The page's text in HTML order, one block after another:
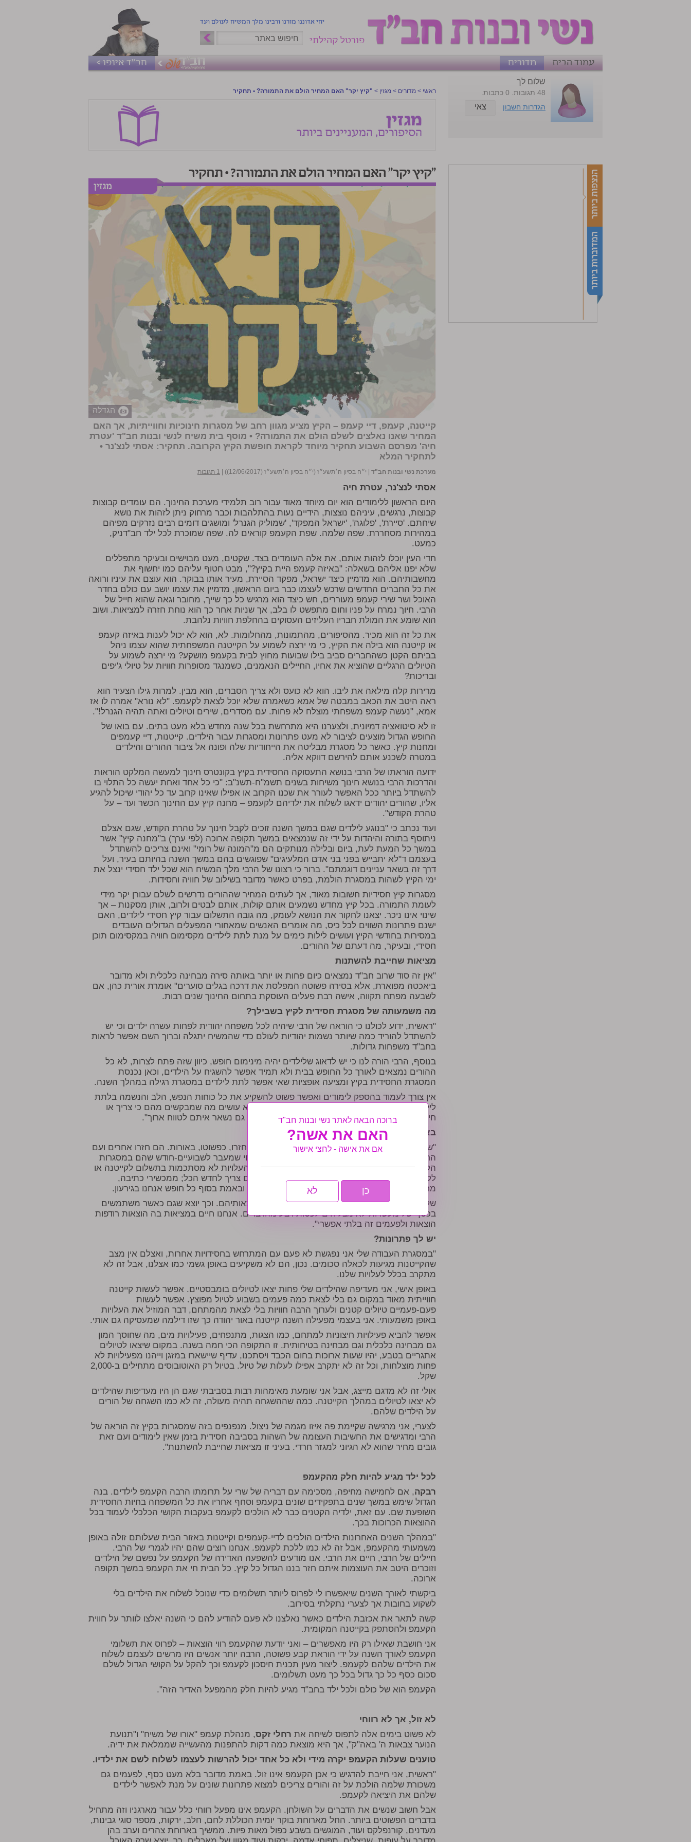
יחי אדוננו מורנו ורבינו מלך המשיח לעולם ועד
פורטל קהילתי
עמוד הבית
מדורים חב"ד אינפו >
ראשי > מדורים > מגזין > "קיץ יקר" האם המחיר הולם את התמורה? • תחקיר
"קיץ יקר" האם המחיר הולם את התמורה? • תחקיר
הגדלה
קייטנה, קעמפ, דיי קעמפ – הקיץ מציע מגוון רחב של מסגרות חינוכיות וחווייתיות, אך האם
המחיר שאנו נאלצים לשלם הולם את התמורה? • מוסף בית משיח לנשי ובנות חב"ד 'עטרת
חיה' מפרסם השבוע תחקיר מיוחד לקראת חופשת הקיץ הקרובה. תחקיר: אסתי לנצ'נר •
לתחקיר המלא
מערכת נשי ובנות חב"ד י״ח בסיון ה׳תשע״ז (י״ח בסיון ה׳תשע״ז (12/06/2017)) 1 תגובות
אסתי לנצ'נר, עטרת חיה
היום הראשון ללימודים הוא יום מיוחד מאוד עבור רוב תלמידי מערכת החינוך. הם עומדים קבוצות
קבוצות, נרגשים, עיניהם נוצצות, הידיים נעות בהתלהבות וכבר מרחוק ניתן לזהות את נושא
שיחתם. 'סיירת', 'פלוגה', 'ישראל המפקד', 'שמוליק הגנרל' ומושגים דומים רבים נזרקים מפיהם
במהירות מסחררת. שפה שלמה. שפת הקעמפ קוראים לה. שפה שמוכרת לכל ילד חב"דניק,
כמעט.
חדי העין יוכלו לזהות אותם, את אלה העומדים בצד. שקטים, מעט מבוישים ובעיקר מתפללים
שלא יפנו אליהם בשאלה: "באיזה קעמפ היית בקיץ?", מבט חטוף עליהם כמו יחשוף את
מחשבותיהם. הוא מדמיין כיצד ישראל, מפקד הסיירת, מעיר אותו בבוקר. הוא עוצם את עיניו ורואה
את כל החברים החדשים שרכש לעצמו כבר ביום הראשון, מדמיין את עצמו יושב עם כולם בחדר
האוכל ושר שירי קעמפ מעוררים, חש כיצד הוא מרגיש כל כך שייך, מחובר וגאה שהוא חייל של
הרבי. חיוך נמרח על פניו וחום מתפשט לו בלב, אך שניות אחר כך הוא נוחת חזרה למציאות. ושוב
הוא שומע את המולת חבריו העליזים העסוקים בהחלפת חוויות נלהבת.
את כל זה הוא מכיר. מהסיפורים, מהתמונות, מהחלומות. לא, הוא לא יכול לענות באיזה קעמפ
או קייטנה הוא בילה את הקיץ, כי מי ירצה לשמוע על הקייטנה המשפחתית שהוא עצמו ניהל
בביתם הקטן כשהחברים סביב בילו שבועות מחוץ לבית בקעמפ מושקע? מי ירצה לשמוע על
הטיולים הרגליים שהוציא את אחיו, החיילים הנאמנים, כשמנגד מסופרות חוויות על טיולי ג'יפים
ובריכות?
מרירות קלה מילאה את ליבו. הוא לא כועס ולא צריך הסברים, הוא מבין. למרות גילו הצעיר הוא
ראה היטב את הכאב במבטה של אמא כשאמרה שלא יוכל לצאת לקעמפ. "לא נורא" אמרה לו אז
אמא, "נעשה קעמפ משפחתי מוצלח לא פחות. עם מסדרים, שירים וטיולים ואתה תהיה הגנרל!".
זו לא סיטואציה דמיונית, ולצערנו היא מתרחשת בכל שנה מחדש בלא מעט בתים. עם בואו של
החופש הגדול מוצעים לציבור לא מעט פתרונות ומסגרות עבור הילדים. קייטנות, דיי קעמפים
ומחנות קיץ. כאשר כל מסגרת מבליטה את הייחודיות שלה ופונה אל ציבור ההורים והילדים
במטרה לשכנע אותם להירשם דווקא אליה.
ידועה הוראתו של הרבי בנושא התעסוקה החסידית בקיץ בקונטרס חינוך למעשה המלקט הוראות
והדרכות הרבי בנושא חינוך משיחות בשנים תשמ"ח-תשנ"ב: "כי כל אחד ואחת יעשה כל התלוי בו
להשתדל ביותר ככל האפשר לעורר את שכנו הקרוב או אפילו שאינו קרוב עד כל יהודי שיכול להגיע
אליו, שהורים יהודים ידאגו לשלוח את ילדיהם לקעמפ – מחנה קיץ עם החינוך הכשר ועד – על
טהרת הקודש".
ועוד נכתב כי "בנוגע לילדים שגם במשך השנה זוכים לקבל חינוך על טהרת הקודש, שגם אצלם
ניתוסף בתורה והיהדות על ידי זה שנמצאים במשך תקופה ארוכה (לפי ערך) ב"מחנה קיץ" אשר
במשך כל המעת לעת, ביום ובלילה מנותקים הם מ"המונה של רומי" ואינם צריכים להשתדל
בעצמם ד"לא יתבייש בפני בני אדם המלעיגים" שפוגשים בהם במשך השנה בהיותם בעיר, ועל
דרך זה בשאר עניינים דוגמתם". ברור כי רצונו של הרבי מלך המשיח הוא שכל ילד חסידי ינצל את
ימי הקיץ לשהות במסגרת הולמת, בפרט כאשר מדובר בשילוב של חוויה וחסידות.
מסגרות קיץ חסידיות חשובות מאוד, אך לעתים המחיר שההורים נדרשים לשלם עבורן יקר מידי
לעומת התמורה. בכל קיץ מחדש נשמעים אותם קולות, אותם לבטים ולרוב, אותן מסקנות – אך
שינוי אינו ניכר. יצאנו לחקור את הנושא לעומק, מה גובה התשלום עבור קיץ חסידי לילדים, האם
ישנם פתרונות השווים לכל כיס, מה אומרים האנשים שמאחורי המפעלים הגדולים העובדים
במסירות בחודשי הקיץ ועושים לילות כימים על מנת לתת לילדים מקסימום חוויה במקסימום תוכן
חסידי, ובעיקר, מה דעתם של ההורים.
מציאות שחייבת להשתנות
"אין זה סוד שרוב חב"ד נמצאים כיום פחות או יותר באותה סירה מבחינה כלכלית ולא מדובר
ביאכטה מפוארת, אלא בסירה פשוטה המפלסת את דרכה בגלים סוערים" אומרת אורית כהן, אם
לשבעה מפתח תקווה, אישה רבת פעלים העוסקת בתחום החינוך שנים רבות.
מה משמעותה של מסגרת חסידית לקיץ בשבילך?
"ראשית, ידוע לכולנו כי הוראה של הרבי שיהיה לכל משפחה יהודית לפחות עשרה ילדים וכי יש
להשתדל להוריד כמה שיותר נשמות יהודיות לעולם כדי שהמשיח יתגלה וברוך השם אפשר לראות
בחב"ד משפחות גדולות.
בנוסף, הרבי הורה לנו כי יש לדאוג שלילדים יהיה מינימום חופש, כיוון שזה פתח לצרות, לא כל
ההורים נמצאים לאורך כל החופש בבית ולא תמיד אפשר להשגיח על הילדים, וכאן נכנסת
המסגרת החסידית בקיץ ומציעה אופציות שאי אפשר לתת לילדים במסגרת רגילה במהלך השנה.
אין צורך לעמוד בהספק לימודים ואפשר פשוט להשקיע את כל כוחות הנפש, הלב והנשמה בלתת
לילדים מקסימום חסידות במקסימום חוויה. הילדים לא עושים מה שמבקשים מהם כי צריך או
חייב, אלא כי הם מרגישים את זה ונהנים מזה ולכן זה גם נשאר איתם לטווח ארוך".
באילו מסגרות בחרתם לילדים?
"שנה שעברה שלחנו שלושה ילדים לקעמפ 'אורו' והם חזרו, כפשוטו, באורות. הם חזרו אחרים ועם
החלטות טובות, אבל לצערי העלות עצומה. אל תשכחי שמעבר לשבועיים-חודש שהם במסגרות
הקיץ, יש עוד חודש שהם בבית וצריך להעסיק אותם. העלויות לא מסתכמות בתשלום לקייטנה או
לקעמפ. יש מיד אחר כך קניות לבית ספר בהן לפעמים צריך לחדש הכל; ממכשירי כתיבה,
מחברות, ספרים ועד תלבושת. כל זה עולה המון כסף ובאמת בסוף כל חופש אנחנו בגירעון.
שלא לדבר על החגים שבאים לאחר מכן, על שלל הוצאותיהם. וכך יוצא שגם כאשר משתמשים
בכסף של מעשרות לא מצליחים לכסות רבע מהדברים. אנחנו חיים במציאות בה הוצאות רודפות
הוצאות ולפעמים זה בלתי אפשרי".
יש לך פתרונות?
"במסגרת העבודה שלי אני נפגשת לא פעם עם המתרחש בחסידויות אחרות, ואצלם אין מצב
שהקייטנות מגיעות לכאלה סכומים. נכון, הם לא משקיעים באופן גשמי כמו אצלנו, אבל זה לא
מתקרב בכלל לעלויות שלנו.
באופן אישי, אני מעדיפה שהילדים שלי פחות יצאו לטיולים בומבסטיים. אפשר לעשות קייטנה
חווייתית מאוד במקום גם בלי לצאת כמה פעמים בשבוע לטיול מפוצץ. אפשר לעשות
פעם-פעמיים טיולים קטנים ולערוך הרבה חוויות בלי לצאת מהמתחם, דבר המוזיל את העלויות
באופן משמעותי. אני בעצמי מפעילה השנה קייטנה באור יהודה כך שזו דילמה שמעסיקה גם אותי.
אפשר להביא פעילויות חיצוניות למתחם, כמו הצגות, מתנפחים, פעילויות מים, מה שחוסך המון
גם מבחינה כלכלית וגם מבחינה בטיחותית. זו התקופה הכי חמה בשנה. במקום שיצאו לטיולים
אתגריים בטבע, יהיו שעות ארוכות בחום הכבד ויסתכנו, עדיף שיישארו במזגן וייהנו מפעילויות לא
פחות מוצלחות, וכל זה לא יתקרב אפילו לעלות של טיול. בטיול רק האוטובוסים מתחילים ב-2,000
שקל.
אולי זה לא מדגם מייצג, אבל אני שומעת מאימהות רבות בסביבתי שגם הן היו מעדיפות שהילדים
לא יצאו לטיולים במהלך הקייטנה. כמה שההשגחה תהיה מעולה, זה לא כמו השגחה של הורים
על הילדים שלהם.
לצערי, אני מרגישה שקיימת פה איזו מגמה של ניצול. מנפנפים בזה שמסגרות בקיץ זה הוראה של
הרבי ומדגישים את החשיבות העצומה של השהות בסביבה חסידית בזמן שאין לימודים ועם זאת
גובים מחיר שהוא לא הגיוני למגזר חרדי. בעיני זו מציאות שחייבת להשתנות".
לכל ילד מגיע להיות חלק מהקעמפ
רבקה, אם לחמישה מחיפה, מסכימה עם דבריה של שרי על תרומתו הרבה הקעמפ לילדים. בנה
הגדול שימש במשך שנים בתפקידים שונים בקעמפ וסחף אחריו את כל המשפחה בחיות החסידית
השופעת שם. עם זאת, ילדיה הקטנים כבר לא הולכים לקעמפ בעקבות הקושי הכלכלי לעמוד בכל
ההוצאות הכרוכות בכך.
"במהלך השנים האחרונות הילדים הולכים לדיי-קעמפים וקייטנות באזור הבית שעלותם זולה באופן
משמעותי מהקעמפ, אבל זה לא כמו ללכת לקעמפ. אנחנו רוצים שהם יהיו לגמרי של הרבי.
חיילים של הרבי, חיים את הרבי. אנו מודעים להשפעה האדירה של הקעמפ על נפשם של הילדים
וזוכרים היטב את העוצמות איתם חזר בננו הגדול כל קיץ. כל הבית חי את הקעמפ במשך תקופה
ארוכה.
ביקשתי לאורך השנים שיאפשרו לי לפרוס ליותר תשלומים כדי שנוכל לשלוח את הילדים בלי
לשקוע בחובות אך לצערי נתקלתי בסירוב.
קשה לתאר את אכזבת הילדים כאשר נאלצנו לא פעם להודיע להם כי השנה יאלצו לוותר על חווית
הקעמפ ולהסתפק בקייטנה המקומית.
אני חושבת שאילו רק היו מאפשרים – ואני יודעת שהקעמפ רווי הוצאות – לפרוס את תשלומי
הקעמפ לאורך השנה על ידי הוראת קבע פשוטה, הרבה יותר אנשים היו מרשים לעצמם לשלוח
את הילדים שלהם לקעמפ. ליצור מעין תכנית חיסכון לקעמפ וכך להקל על הקושי הגדול לשלם
סכום כסף כל כך גדול בכל כך מעט תשלומים.
הקעמפ הוא של כולם ולכל ילד בחב"ד מגיע להיות חלק מהמפעל האדיר הזה".
לא זול, אך לא רווחי
לא פשוט בימים אלה לתפוס לשיחה את רחלי זקס, מנהלת קעמפ "אורו של משיח" ו"תנועת
הנוער צבאות ה' באה"ק", אך היא מוצאת כמה דקות להתפנות מהעשייה שממלאת את ידיה.
טוענים שעלות הקעמפ יקרה מידי ולא כל אחד יכול להרשות לעצמו לשלוח לשם את ילדיו.
"ראשית, אני חייבת להדגיש כי אכן הקעמפ אינו זול. באמת מדובר בלא מעט כסף, לפעמים גם
משכורת שלמה הולכת על זה והורים צריכים למצוא פתרונות שונים על מנת לאפשר לילדים
שלהם את היציאה לקעמפ.
אבל חשוב שנשים את הדברים על השולחן. הקעמפ אינו מפעל רווחי כלל עבור מארגניו וזה מתחיל
בדברים הפשוטים ביותר. החל מארוחת בוקר יומית הכוללת לחם, חלב, ירקות, מספר סוגי גבינות,
מעדנים, קורנפלקס ועוד, המוגשים בשבע כפול מאות פיות. ממשיך בארוחת צהרים וערב בהן
שלום לך
48 תגובות. 0 כתבות.
הגדרות חשבון
צאי
ברוכה הבאה לאתר נשי ובנות חב"ד
האם את אשה?
אם את אישה - לחצי אישור
כן לא